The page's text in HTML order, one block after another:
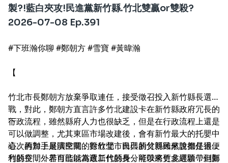
製?!藍白夾攻!民進黨新竹縣.竹北雙贏or雙殺?
2026-07-08 Ep.391
#下班瀚你聊 #鄭朝方 #雪寶 #黃暐瀚
【
竹北市長鄭朝方放棄爭取連任，接受徵召投入新竹縣長選
戰，對此，鄭朝方直言許多竹北建設卡在新竹縣政府冗長的
行政流程，雖然縣府人力也很缺乏，但是在行政流程上還是
可以做調整，尤其東區市場改建後，會有新竹最大的托嬰中
心、再加上展演空間，對竹北市民與新竹縣民來說都是很便
利的空間，若自己能當選新竹縣長，可以將竹北經驗帶到新
下
這次的對手是國民黨的徐欣瑩，自己的父親雖然曾擔任過新
竹縣長，外界可能以為政二代的身分能帶來更多選票，但鄭